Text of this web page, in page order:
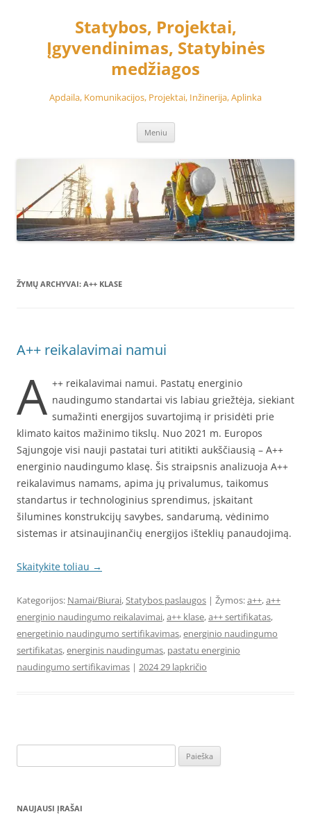
Statybos, Projektai,
Įgyvendinimas, Statybinės
medžiagos
Apdaila, Komunikacijos, Projektai, Inžinerija, Aplinka
Meniu
ŽYMŲ ARCHYVAI: A++ KLASE
A++ reikalavimai namui
A ++ reikalavimai namui. Pastatų energinio
naudingumo standartai vis labiau griežtėja, siekiant
sumažinti energijos suvartojimą ir prisidėti prie
klimato kaitos mažinimo tikslų. Nuo 2021 m. Europos
Sąjungoje visi nauji pastatai turi atitikti aukščiausią – A++
energinio naudingumo klasę. Šis straipsnis analizuoja A++
reikalavimus namams, apima jų privalumus, taikomus
standartus ir technologinius sprendimus, įskaitant
šilumines konstrukcijų savybes, sandarumą, vėdinimo
sistemas ir atsinaujinančių energijos išteklių panaudojimą.
Skaitykite toliau →
Kategorijos: Namai/Biurai,Statybos paslaugos | Žymos:a++,a++
energinio naudingumo reikalavimai,a++ klase,a++ sertifikatas,
energetinio naudingumo sertifikavimas,energinio naudingumo
sertifikatas,energinis naudingumas, pastatu energinio
naudingumo sertifikavimas | 2024 29 lapkričio
NAUJAUSI ĮRAŠAI